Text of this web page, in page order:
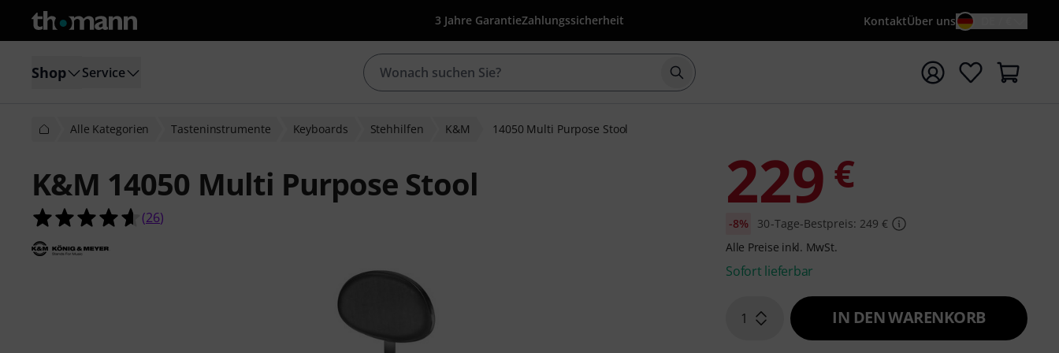
3 Jahre GarantieZahlungssicherheit KontaktÜber uns
Shop Service Suche mit Suchwort {searchTerm} starten
Alle Kategorien Tasteninstrumente Keyboards Stehhilfen K&M 14050 Multi Purpose Stool
K&M 14050 Multi Purpose Stool
4.6 von 5 Sternen aus 26 Kundenbewertungen
(26) 229 €
-8%
30-Tage-Bestpreis: 249 €
Alle Preise inkl. MwSt.
Sofort lieferbar
1 IN DEN WARENKORB